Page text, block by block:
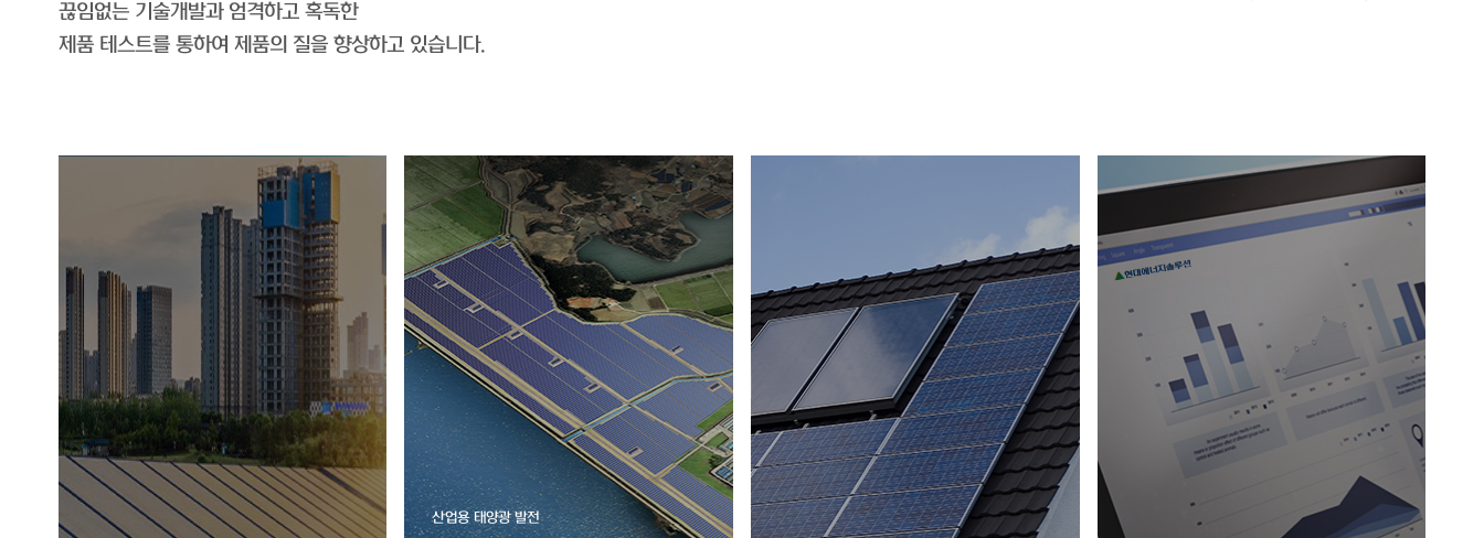
끊임없는 기술개발과 엄격하고 혹독한
제품 테스트를 통하여 제품의 질을 향상하고 있습니다.
산업용 태양광 발전